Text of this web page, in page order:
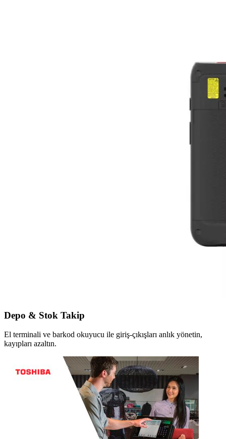
Depo & Stok Takip
El terminali ve barkod okuyucu ile giriş-çıkışları anlık yönetin,
kayıpları azaltın.